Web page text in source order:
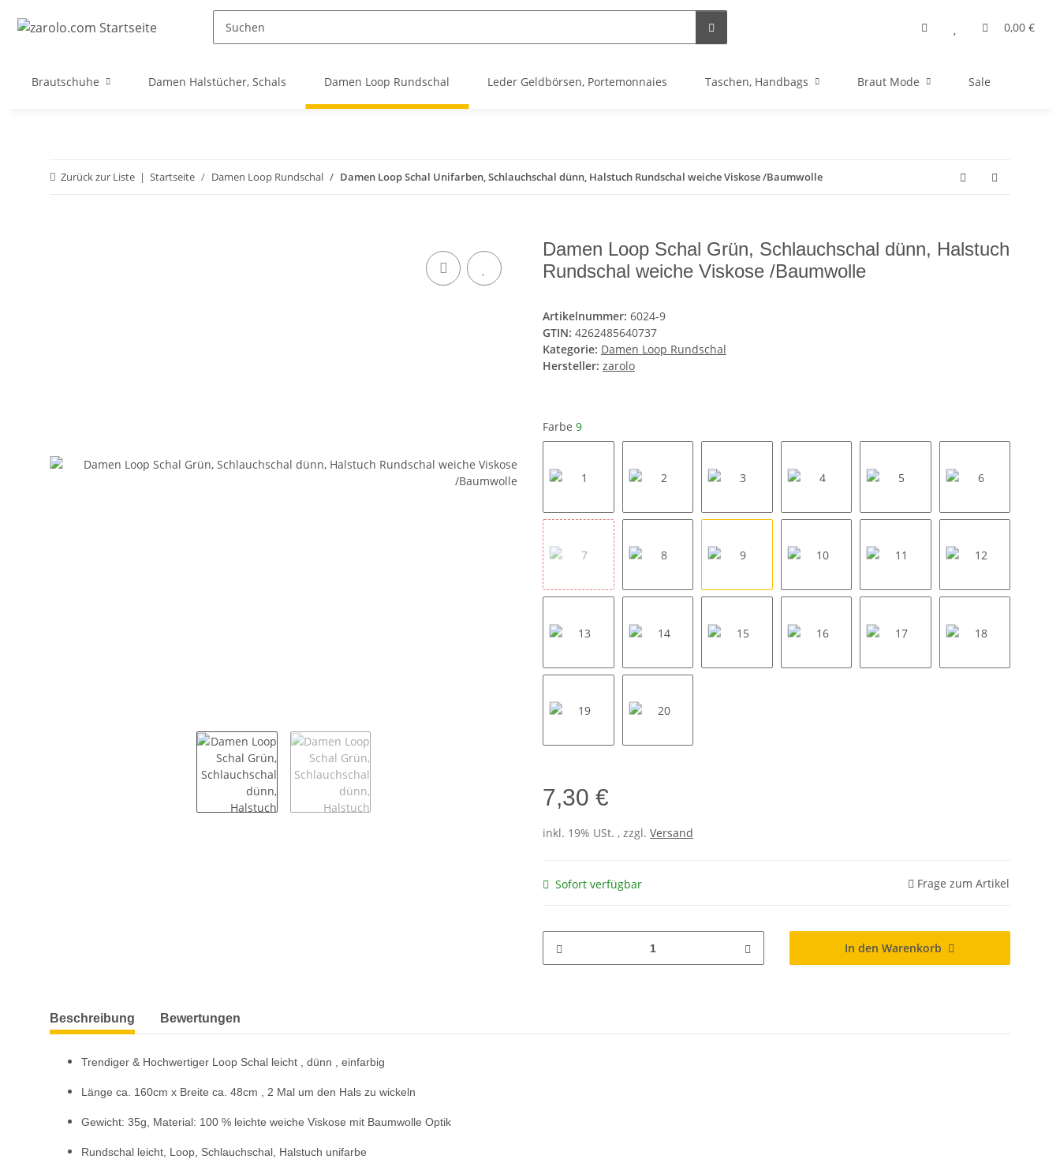
0,00 €
Brautschuhe Damen Halstücher, Schals Damen Loop Rundschal Leder Geldbörsen, Portemonnaies Taschen, Handbags Braut Mode Sale
Zurück zur Liste Startseite Damen Loop Rundschal Damen Loop Schal Unifarben, Schlauchschal dünn, Halstuch Rundschal weiche Viskose /Baumwolle
Damen Loop Schal Grün, Schlauchschal dünn, Halstuch
Rundschal weiche Viskose /Baumwolle
Artikelnummer: 6024-9
GTIN: 4262485640737
Kategorie: Damen Loop Rundschal
Hersteller: zarolo
Farbe 9
1 2 3 4 5 6
7 8 9 10 11 12
13 14
7,30 €
inkl. 19% USt. , zzgl. Versand
Sofort verfügbar Frage zum Artikel
In den Warenkorb
weitere Registerkarten anzeigen
Beschreibung Bewertungen
Trendiger & Hochwertiger Loop Schal leicht , dünn , einfarbig
Länge ca. 160cm x Breite ca. 48cm , 2 Mal um den Hals zu wickeln
Gewicht: 35g, Material: 100 % leichte weiche Viskose mit Baumwolle Optik
Rundschal leicht, Loop, Schlauchschal, Halstuch unifarbe